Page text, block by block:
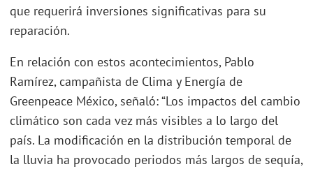
que requerirá inversiones significativas para su
reparación.
En relación con estos acontecimientos, Pablo
Ramírez, campañista de Clima y Energía de
Greenpeace México, señaló: “Los impactos del cambio
climático son cada vez más visibles a lo largo del
país. La modificación en la distribución temporal de
la lluvia ha provocado periodos más largos de sequía,